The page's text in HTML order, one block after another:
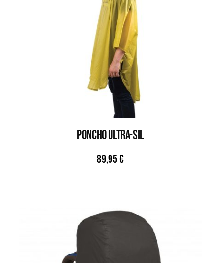
PONCHO ULTRA-SIL
89,95€